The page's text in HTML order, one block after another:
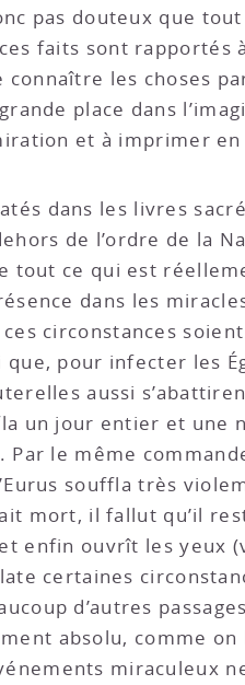
pas douteux que
faits sont rapportés
connaître les choses
place dans
et à imprimer
dans les livres
de l’ordre de la
tout ce qui est
dans les
circonstances
que, pour infecter les
aussi
un jour entier et
Par le même
souffla très
mort, il fallut qu’il
enfin ouvrît les yeux
certaines
d’autres
absolu, comme
miraculeux